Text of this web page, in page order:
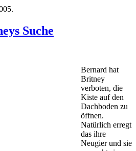
.
Suche
Bernard hat
Britney
verboten, die
Kiste auf den
Dachboden zu
öffnen.
Natürlich erregt
das ihre
Neugier und sie